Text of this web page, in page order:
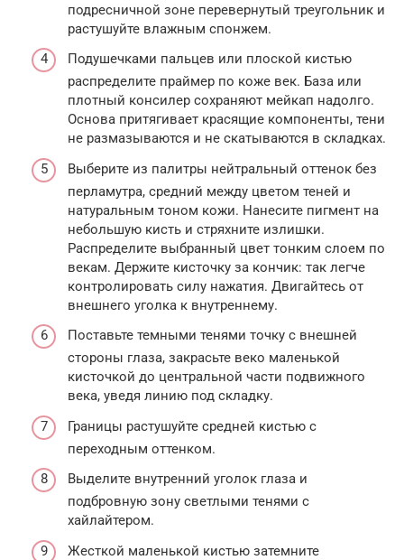
подресничной зоне перевернутый треугольник и
растушуйте влажным спонжем.
Подушечками пальцев или плоской кистью
распределите праймер по коже век. База или
плотный консилер сохраняют мейкап надолго.
Основа притягивает красящие компоненты, тени
не размазываются и не скатываются в складках.
Выберите из палитры нейтральный оттенок без
перламутра, средний между цветом теней и
натуральным тоном кожи. Нанесите пигмент на
небольшую кисть и стряхните излишки.
Распределите выбранный цвет тонким слоем по
векам. Держите кисточку за кончик: так легче
контролировать силу нажатия. Двигайтесь от
внешнего уголка к внутреннему.
Поставьте темными тенями точку с внешней
стороны глаза, закрасьте веко маленькой
кисточкой до центральной части подвижного
века, уведя линию под складку.
Границы растушуйте средней кистью с
переходным оттенком.
Выделите внутренний уголок глаза и
подбровную зону светлыми тенями с
хайлайтером.
Жесткой маленькой кистью затемните